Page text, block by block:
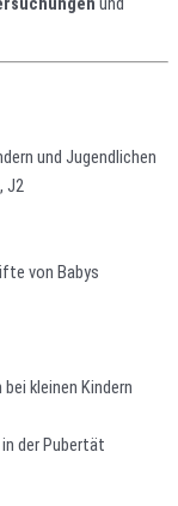
und Jugendlichen
J2
von Babys
kleinen Kindern
der Pubertät